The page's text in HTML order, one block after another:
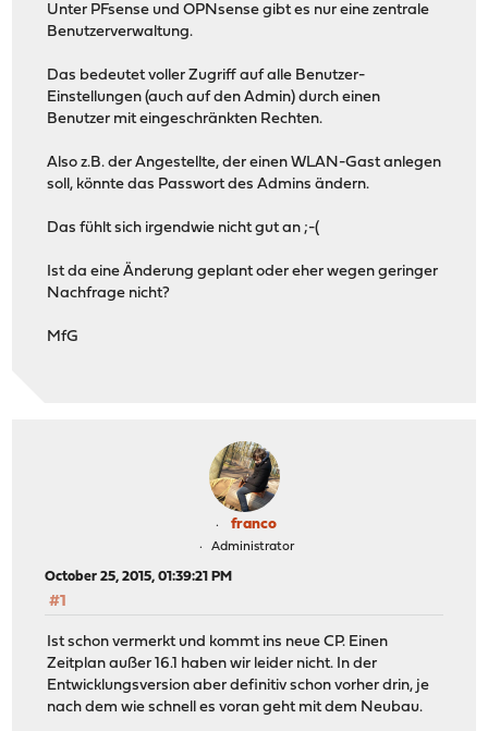
Unter PFsense und OPNsense gibt es nur eine zentrale
Benutzerverwaltung.
Das bedeutet voller Zugriff auf alle Benutzer-
Einstellungen (auch auf den Admin) durch einen
Benutzer mit eingeschränkten Rechten.
Also z.B. der Angestellte, der einen WLAN-Gast anlegen
soll, könnte das Passwort des Admins ändern.
Das fühlt sich irgendwie nicht gut an ;-(
Ist da eine Änderung geplant oder eher wegen geringer
Nachfrage nicht?
MfG
franco
Administrator
October 25, 2015, 01:39:21 PM
#1
Ist schon vermerkt und kommt ins neue CP. Einen
Zeitplan außer 16.1 haben wir leider nicht. In der
Entwicklungsversion aber definitiv schon vorher drin, je
nach dem wie schnell es voran geht mit dem Neubau.